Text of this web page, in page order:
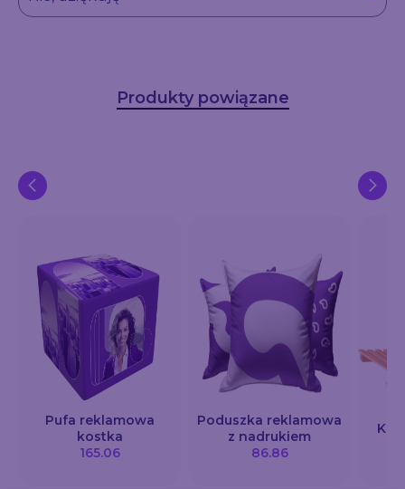
Produkty powiązane
Pufa reklamowa
kostka
165.06
Poduszka reklamowa
z nadrukiem
86.86